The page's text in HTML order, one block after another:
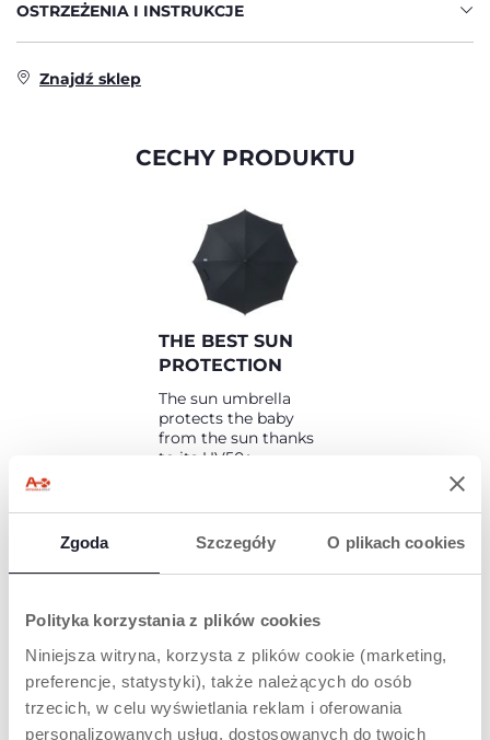
Zgoda Szczegóły O plikach cookies
Polityka korzystania z plików cookies
Niniejsza witryna, korzysta z plików cookie (marketing,
preferencje, statystyki), także należących do osób
trzecich, w celu wyświetlania reklam i oferowania
personalizowanych usług, dostosowanych do twoich
OSTRZEŻENIA I INSTRUKCJE
Znajdź sklep
CECHY PRODUKTU
THE BEST SUN
PROTECTION
The sun umbrella
protects the baby
from the sun thanks
to its UV50+
Your baby will always
be shielded and safe
on any stroller, thanks
to the clamps
majority of the
chassis.